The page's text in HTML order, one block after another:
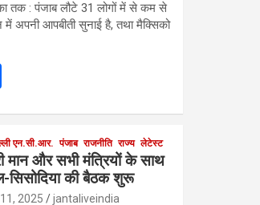
तक : पंजाब लौटे 31 लोगों में से कम से
अपनी आपबीती सुनाई है, तथा मैक्सिको
e एन.सी.आर. पंजाब राजनीति राज्य लेटेस्ट
मान और सभी मंत्रियों के साथ
सिसोदिया की बैठक शुरू
2025 jantaliveindia